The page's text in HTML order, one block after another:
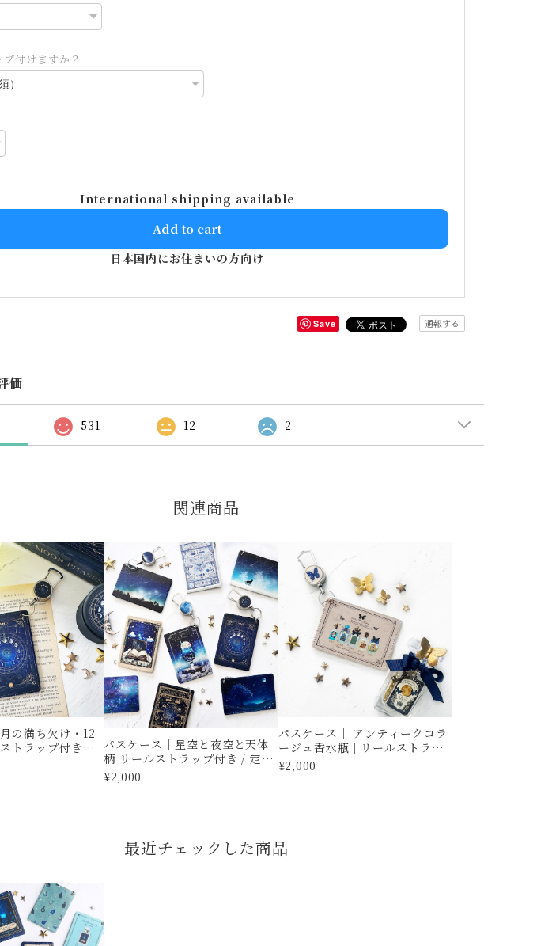
付けますか？
International shipping available
Add to cart
日本国内にお住まいの方向け
Save 通報する
価
531 12 2
関連商品
の満ち欠け・12
トラップ付き｜
ードケース
パスケース｜星空と夜空と天体
柄 リールストラップ付き / 定期
入れ IDカードケース
¥2,000
パスケース｜ アンティークコラ
ージュ香水瓶｜リールストラッ
プ付き｜定期入れ・IDカードケ
ース｜星空・夜空
¥2,000
最近チェックした商品